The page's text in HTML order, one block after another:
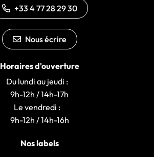
+33 4 77 28 29 30
Nous écrire
Horaires d'ouverture
Du lundi au jeudi :
9h-12h / 14h-17h
Le vendredi :
9h-12h / 14h-16h
Nos labels